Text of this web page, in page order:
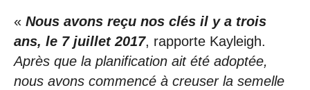
« Nous avons reçu nos clés il y a trois
ans, le 7 juillet 2017, rapporte Kayleigh.
Après que la planification ait été adoptée,
nous avons commencé à creuser la semelle